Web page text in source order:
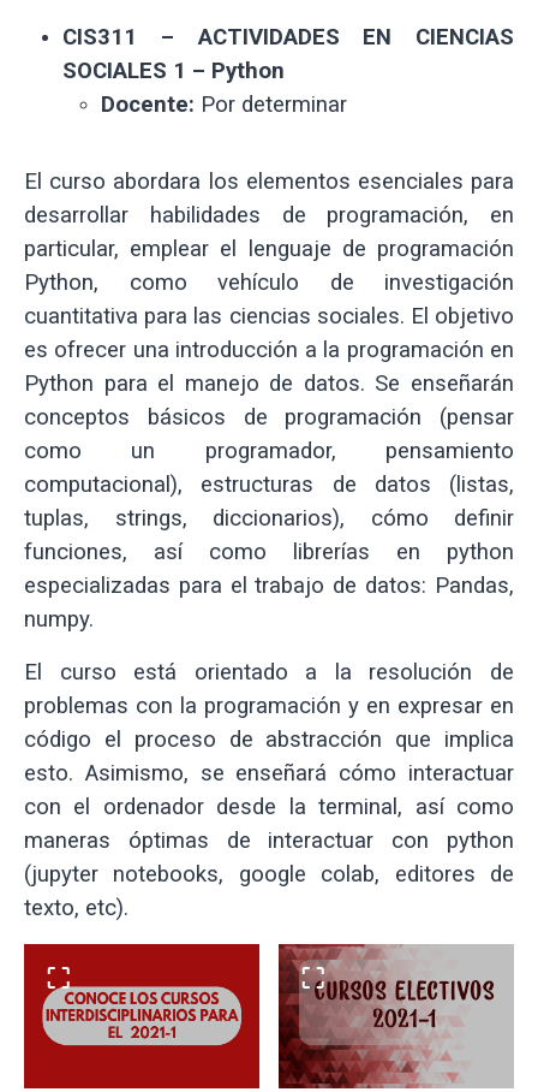
CIS311 – ACTIVIDADES EN CIENCIAS
SOCIALES 1 – Python
Docente: Por determinar
El curso abordara los elementos esenciales para
desarrollar habilidades de programación, en
particular, emplear el lenguaje de programación
Python, como vehículo de investigación
cuantitativa para las ciencias sociales. El objetivo
es ofrecer una introducción a la programación en
Python para el manejo de datos. Se enseñarán
conceptos básicos de programación (pensar
como un programador, pensamiento
computacional), estructuras de datos (listas,
tuplas, strings, diccionarios), cómo definir
funciones, así como librerías en python
especializadas para el trabajo de datos: Pandas,
numpy.
El curso está orientado a la resolución de
problemas con la programación y en expresar en
código el proceso de abstracción que implica
esto. Asimismo, se enseñará cómo interactuar
con el ordenador desde la terminal, así como
maneras óptimas de interactuar con python
(jupyter notebooks, google colab, editores de
texto, etc).